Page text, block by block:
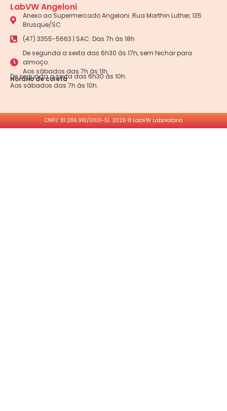
LabVW Angeloni
Anexo ao Supermercado Angeloni. Rua Marthin Luther, 135
Brusque/SC
(47) 3355-5663 | SAC: Das 7h às 18h
De segunda a sexta das 6h30 às 17h, sem fechar para
almoço.
Aos sábados das 7h às 11h.
Horário de coleta
De segunda a sexta das 6h30 às 10h.
Aos sábados das 7h às 10h.
CNPJ: 81.286.916/0001-51. 2026 © LabVW Laboratório